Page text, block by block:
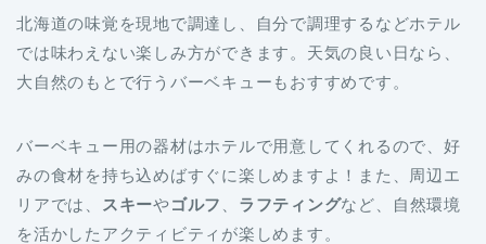
北海道の味覚を現地で調達し、自分で調理するなどホテル
では味わえない楽しみ方ができます。天気の良い日なら、
大自然のもとで行うバーベキューもおすすめです。
バーベキュー用の器材はホテルで用意してくれるので、好
みの食材を持ち込めばすぐに楽しめますよ！また、周辺エ
リアでは、
スキーやゴルフ ラフティングなど、自然環境
を活かしたアクティビティが楽しめます。